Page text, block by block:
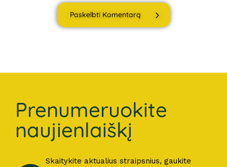
Paskelbti Komentarą
Prenumeruokite
naujienlaiškį
Skaitykite aktualius straipsnius, gaukite